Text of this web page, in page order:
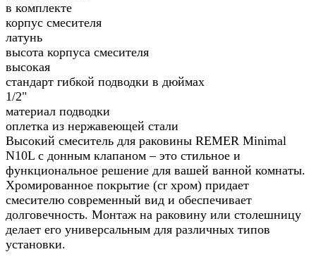
в комплекте
корпус смесителя
латунь
высота корпуса смесителя
высокая
стандарт гибкой подводки в дюймах
1/2"
материал подводки
оплетка из нержавеющей стали
Высокий смеситель для раковины REMER Minimal
N10L с донным клапаном – это стильное и
функциональное решение для вашей ванной комнаты.
Хромированное покрытие (cr хром) придает
смесителю современный вид и обеспечивает
долговечность. Монтаж на раковину или столешницу
делает его универсальным для различных типов
установки.